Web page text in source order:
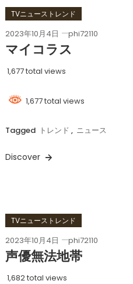
TVニューストレンド
2023年10月4日 phi72110
マイコラス
1,677 total views
1,677 total views
Tagged トレンド , ニュース
Discover
TVニューストレンド
2023年10月4日 phi72110
声優無法地帯
1,682 total views